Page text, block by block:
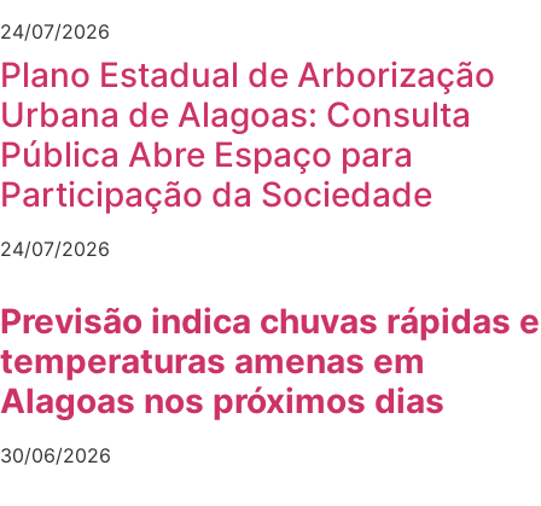
24/07/2026
Plano Estadual de Arborização
Urbana de Alagoas: Consulta
Pública Abre Espaço para
Participação da Sociedade
24/07/2026
Previsão indica chuvas rápidas e
temperaturas amenas em
Alagoas nos próximos dias
30/06/2026